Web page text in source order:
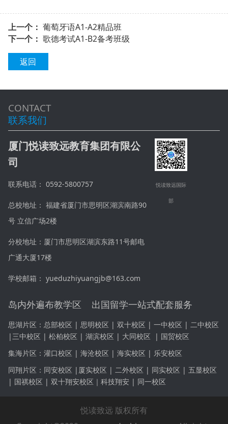
上一个： 葡萄牙语A1-A2精品班
下一个： 歌德考试A1-B2备考班级
返回
CONTACT
联系我们
厦门悦读致远教育集团有限公
司
联系电话： 0592-5800757
总校地址： 福建省厦门市思明区湖滨南路90
号 立信广场2楼
分校地址：厦门市思明区湖滨东路11号邮电
广通大厦17楼
学校邮箱： yueduzhiyuangjb@163.com
悦读致远国际
部
岛内外遍布教学区 出国留学一站式配套服务
思湖片区： 总部校区 | 思明校区 | 双十校区 | 一中校区 | 二中校区
| 三中校区 | 松柏校区 | 湖滨校区 | 大同校区 | 国贸校区
集海片区： 灌口校区 | 海沧校区 | 海实校区 | 乐安校区
同翔片区：同安校区 | 厦实校区 | 二外校区 | 同实校区 | 五显校区
| 国祺校区 | 双十翔安校区｜科技翔安 | 同一校区
悦读致远 版权所有